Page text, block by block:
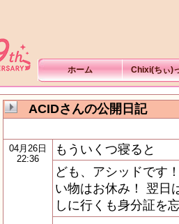
ホーム Chixi(ちぃ)
ACIDさんの公開日記
04月26日
22:36
もういくつ寝ると
ども、アシッドです
い物はお休み！ 翌日
しに行くも身分証を